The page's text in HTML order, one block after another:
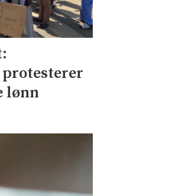
protesterer
lønn